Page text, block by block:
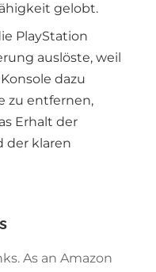
gelobt.
PlayStation
auslöste, weil
dazu
zu entfernen,
Erhalt der
der klaren
As an Amazon